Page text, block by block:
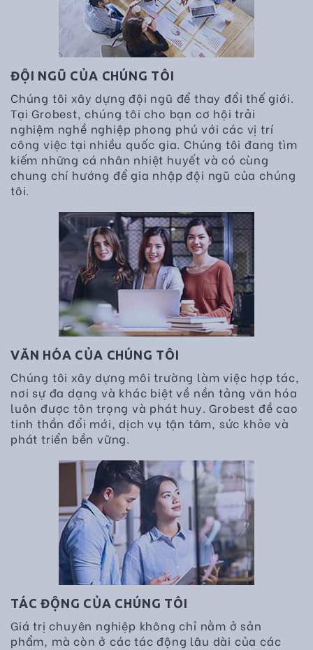
ĐỘI NGŨ CỦA CHÚNG TÔI
Chúng tôi xây dựng đội ngũ để thay đổi thế giới.
Tại Grobest, chúng tôi cho bạn cơ hội trải
nghiệm nghề nghiệp phong phú với các vị trí
công việc tại nhiều quốc gia. Chúng tôi đang tìm
kiếm những cá nhân nhiệt huyết và có cùng
chung chí hướng để gia nhập đội ngũ của chúng
tôi.
VĂN HÓA CỦA CHÚNG TÔI
Chúng tôi xây dựng môi trường làm việc hợp tác,
nơi sự đa dạng và khác biệt về nền tảng văn hóa
luôn được tôn trọng và phát huy. Grobest đề cao
tinh thần đổi mới, dịch vụ tận tâm, sức khỏe và
phát triển bền vững.
TÁC ĐỘNG CỦA CHÚNG TÔI
Giá trị chuyên nghiệp không chỉ nằm ở sản
phẩm, mà còn ở các tác động lâu dài của các